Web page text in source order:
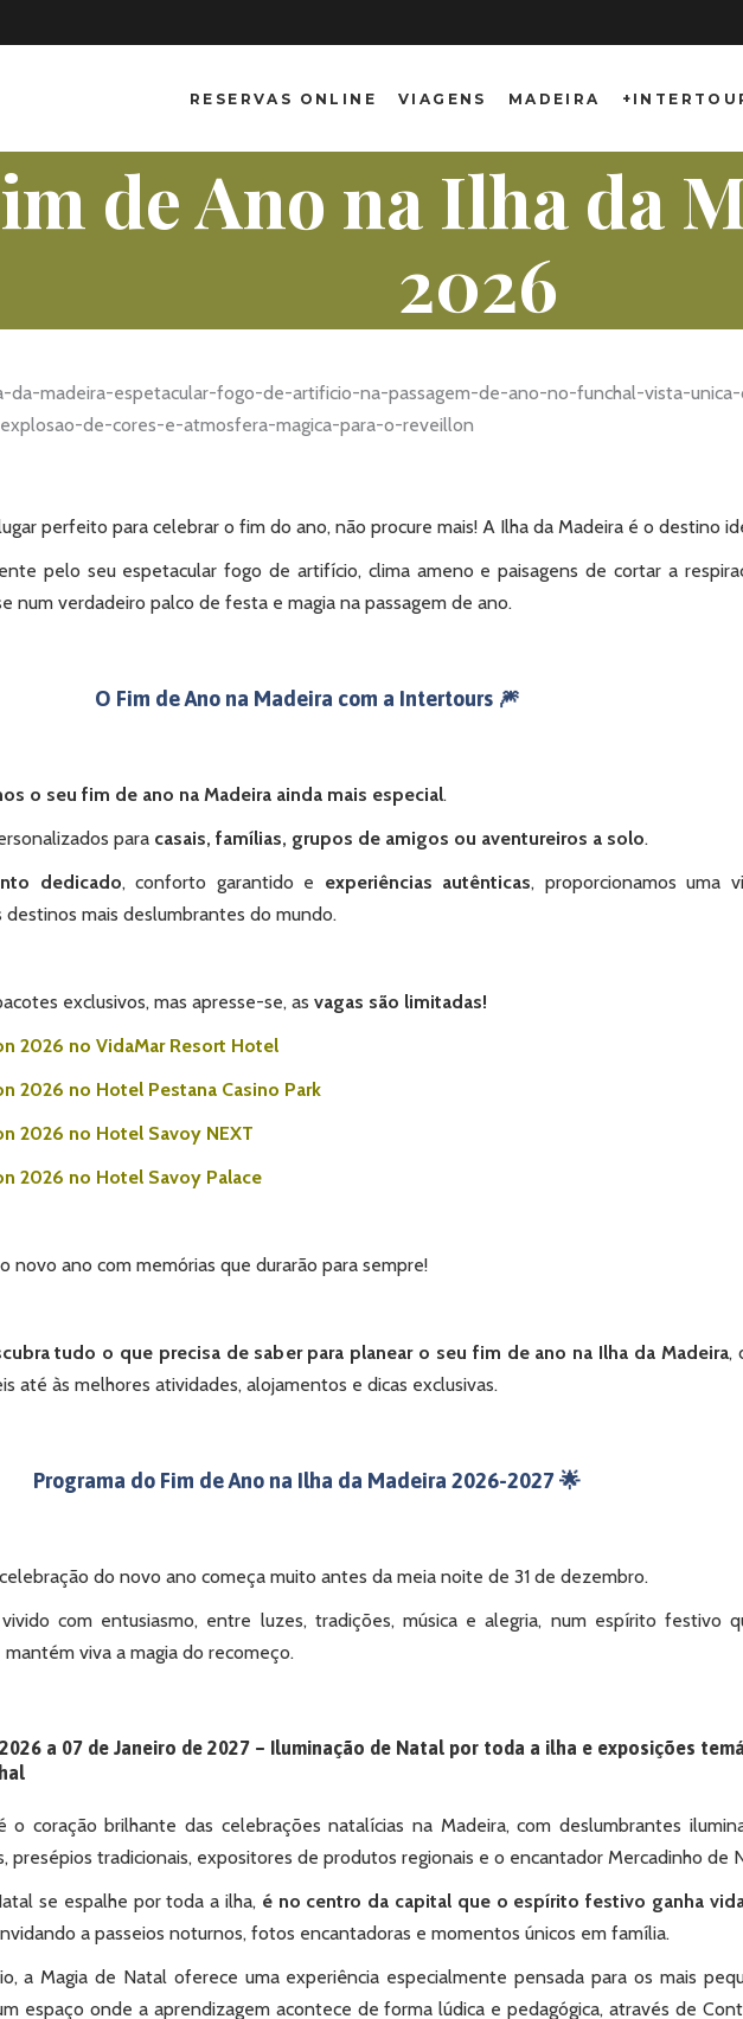
RESERVAS ONLINE VIAGENS MADEIRA
de Ano na Ilha da
2026
perfeito para celebrar o fim do ano, não procure mais! A Ilha da Madeira é o destino
pelo seu espetacular fogo de artifício, clima ameno e paisagens de cortar a
num verdadeiro palco de festa e magia na passagem de ano.
O Fim de Ano na Madeira com a Intertours 🎆
o seu fim de ano na Madeira ainda mais especial.
para casais, famílias, grupos de amigos ou aventureiros a solo.
dedicado, conforto garantido e experiências autênticas, proporcionamos uma
mais deslumbrantes do mundo.
exclusivos, mas apresse-se, as vagas são limitadas!
2026 no VidaMar Resort Hotel
2026 no Hotel Pestana Casino Park
2026 no Hotel Savoy NEXT
2026 no Hotel Savoy Palace
novo ano com memórias que durarão para sempre!
tudo o que precisa de saber para planear o seu fim de ano na Ilha da Madeira,
até às melhores atividades, alojamentos e dicas exclusivas.
Programa do Fim de Ano na Ilha da Madeira 2026-2027 🌟
do novo ano começa muito antes da meia noite de 31 de dezembro.
com entusiasmo, entre luzes, tradições, música e alegria, num espírito festivo
viva a magia do recomeço.
a 07 de Janeiro de 2027 – Iluminação de Natal por toda a ilha e exposições
o coração brilhante das celebrações natalícias na Madeira, com deslumbrantes
presépios tradicionais, expositores de produtos regionais e o encantador Mercadinho de
se espalhe por toda a ilha, é no centro da capital que o espírito festivo ganha
a passeios noturnos, fotos encantadoras e momentos únicos em família.
a Magia de Natal oferece uma experiência especialmente pensada para os mais
espaço onde a aprendizagem acontece de forma lúdica e pedagógica, através de